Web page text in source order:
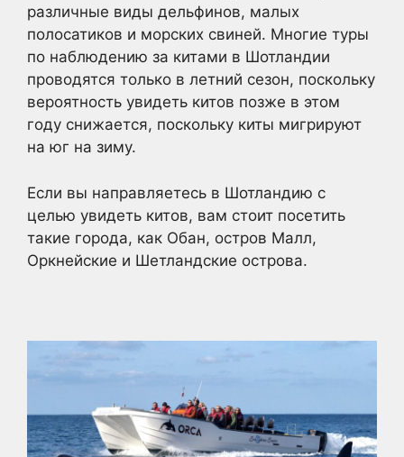
различные виды дельфинов, малых
полосатиков и морских свиней. Многие туры
по наблюдению за китами в Шотландии
проводятся только в летний сезон, поскольку
вероятность увидеть китов позже в этом
году снижается, поскольку киты мигрируют
на юг на зиму.
Если вы направляетесь в Шотландию с
целью увидеть китов, вам стоит посетить
такие города, как Обан, остров Малл,
Оркнейские и Шетландские острова.